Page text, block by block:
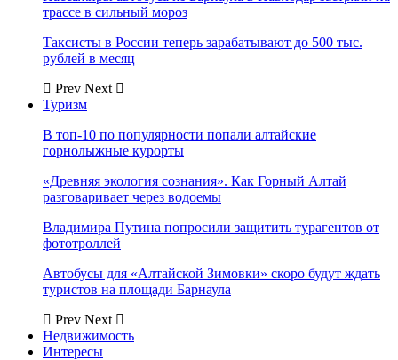
трассе в сильный мороз
Таксисты в России теперь зарабатывают до 500 тыс.
рублей в месяц
Prev Next
Туризм
В топ-10 по популярности попали алтайские
горнолыжные курорты
«Древняя экология сознания». Как Горный Алтай
разговаривает через водоемы
Владимира Путина попросили защитить турагентов от
фототроллей
Автобусы для «Алтайской Зимовки» скоро будут ждать
туристов на площади Барнаула
Prev Next
Недвижимость
Интересы